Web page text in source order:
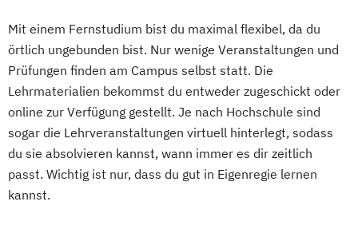
Pädagogische Psychologie
Soziale Arbeit Sozialmanagement
Mit einem Fernstudium bist du maximal flexibel, da du
örtlich ungebunden bist. Nur wenige Veranstaltungen und
Prüfungen finden am Campus selbst statt. Die
Lehrmaterialien bekommst du entweder zugeschickt oder
online zur Verfügung gestellt. Je nach Hochschule sind
sogar die Lehrveranstaltungen virtuell hinterlegt, sodass
du sie absolvieren kannst, wann immer es dir zeitlich
passt. Wichtig ist nur, dass du gut in Eigenregie lernen
kannst.